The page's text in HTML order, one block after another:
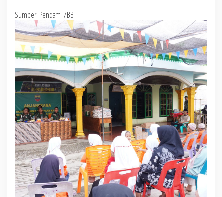
Sumber: Pendam I/BB